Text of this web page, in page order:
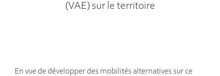
(VAE) sur le territoire
En vue de développer des mobilités alternatives sur ce